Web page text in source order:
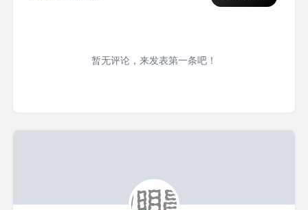
暂无评论，来发表第一条吧！